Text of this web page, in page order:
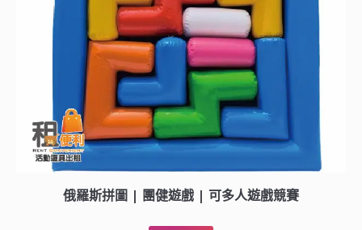
俄羅斯拼圖 | 團健遊戲 | 可多人遊戲競賽